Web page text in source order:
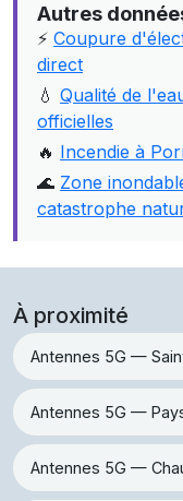
Autres
⚡ Coupure
direct
💧 Qualité de
officielles
🔥 Incendie à
🌊 Zone
catastrophe
À proximité
Antennes 5G —
Antennes 5G —
Antennes 5G —